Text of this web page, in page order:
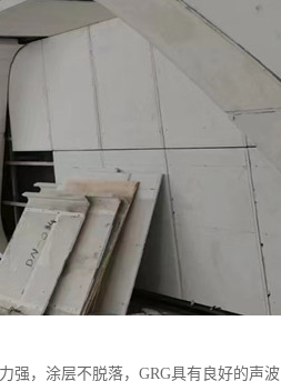
强，涂层不脱落，GRG具有良好的声波